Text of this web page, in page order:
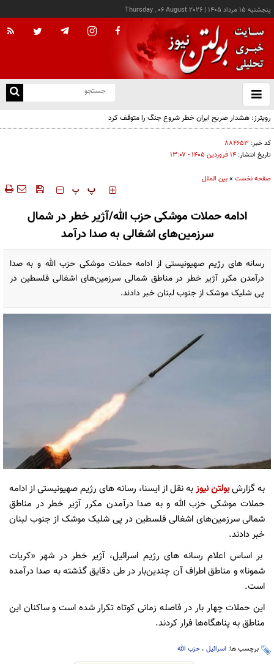
پنجشنبه ۱۵ مرداد ۱۴۰۵ |
Thursday , 06 August 2026
باز
و
رویترز: هشدار صریح ایران خطر شروع جنگ را متوقف کرد
کد خبر: ۸۸۴۶۵۳
تاریخ انتشار: ۱۴ فروردين ۱۴۰۵ - ۱۳:۰۷
صفحه نخست »بین الملل
‍‍‍ پ پ
ادامه حملات موشکی حزب الله/آژیر خطر در شمال
سرزمین‌های اشغالی به صدا درآمد
رسانه های رژیم صهیونیستی از ادامه حملات موشکی حزب الله و به صدا
درآمدن مکرر آژیر خطر در مناطق شمالی سرزمین‌های اشغالی فلسطین در
پی شلیک موشک از جنوب لبنان خبر دادند.
به گزارشبولتن نیوزبه نقل از ایسنا، رسانه های رژیم صهیونیستی از ادامه
حملات موشکی حزب الله و به صدا درآمدن مکرر آژیر خطر در مناطق
شمالی سرزمین‌های اشغالی فلسطین در پی شلیک موشک از جنوب لبنان
خبر دادند.
بر اساس اعلام رسانه های رژیم اسرائیل، آژیر خطر در شهر «کریات
شمونا» و مناطق اطراف آن چندین‌بار در طی دقایق گذشته به صدا درآمده
است.
این حملات چهار بار در فاصله زمانی کوتاه تکرار شده است و ساکنان این
مناطق به پناهگاه‌ها فرار کردند.
برچسب ها: اسرائیل ، حزب الله